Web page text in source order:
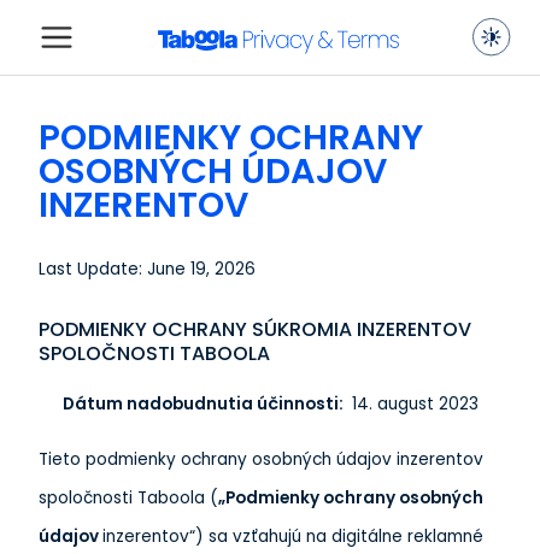
PODMIENKY OCHRANY
OSOBNÝCH ÚDAJOV
INZERENTOV
Last Update: June 19, 2026
PODMIENKY OCHRANY SÚKROMIA INZERENTOV
SPOLOČNOSTI TABOOLA
Dátum nadobudnutia účinnosti: 14. august 2023
Tieto podmienky ochrany osobných údajov inzerentov
spoločnosti Taboola („Podmienky ochrany osobných
údajovinzerentov“) sa vzťahujú na digitálne reklamné